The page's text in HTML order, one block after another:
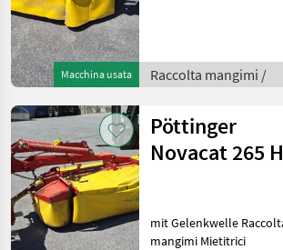
Macchina usata Raccolta mangimi /
Pöttinger
Novacat 265 H
mit Gelenkwelle Raccolta
mangimi Mietitrici